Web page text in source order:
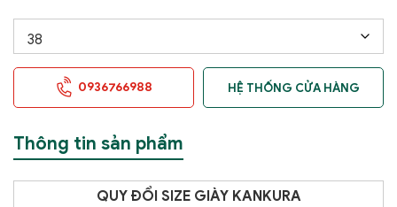
0936766988 HỆ THỐNG CỬA HÀNG
Thông tin sản phẩm
QUY ĐỔI SIZE GIÀY KANKURA